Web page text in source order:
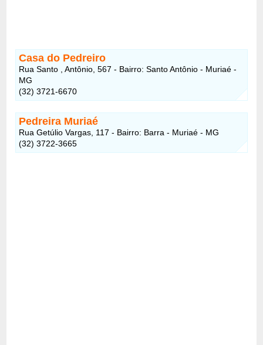
Casa do Pedreiro
Rua Santo , Antônio, 567 - Bairro: Santo Antônio - Muriaé -
MG
(32) 3721-6670
Pedreira Muriaé
Rua Getúlio Vargas, 117 - Bairro: Barra - Muriaé - MG
(32) 3722-3665